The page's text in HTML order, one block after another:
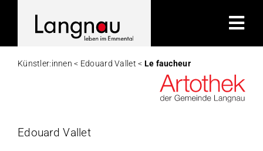
springen
Künstler:innen < Edouard Vallet < Le faucheur
Edouard Vallet